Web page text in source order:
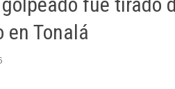
en Tonalá